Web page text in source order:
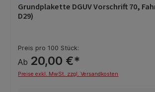
Durchschnittliche Bewertung von 5 von
Grundplakette DGUV Vorschrift 70,
D29)
Preis pro 100 Stück:
Ab 20,00 €*
Preise exkl. MwSt. zzgl. Versandkosten